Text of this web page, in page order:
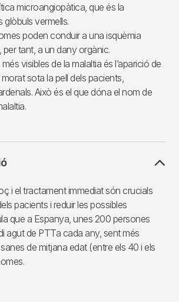
microangiopàtica, que és la
glòbuls vermells.
poden conduir a una isquèmia
per tant, a un dany orgànic.
visibles de la malaltia és l’aparició de
sota la pell dels pacients,
Això és el que dóna el nom de
i el tractament immediat són crucials
pacients i reduir les possibles
que a Espanya, unes 200 persones
agut de PTTa cada any, sent més
de mitjana edat (entre els 40 i els